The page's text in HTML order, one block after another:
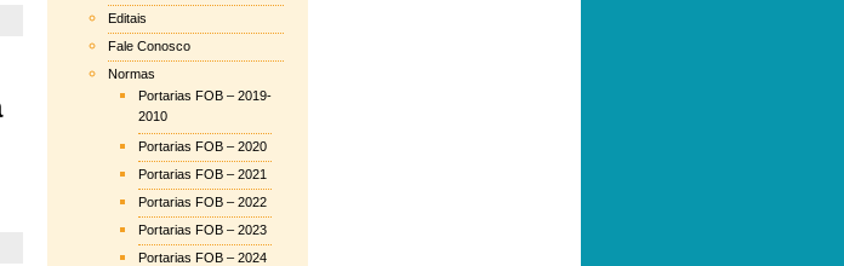
Editais
Fale Conosco
Normas
Portarias FOB – 2019-
2010
Portarias FOB – 2020
Portarias FOB – 2021
Portarias FOB – 2022
Portarias FOB – 2023
Portarias FOB – 2024